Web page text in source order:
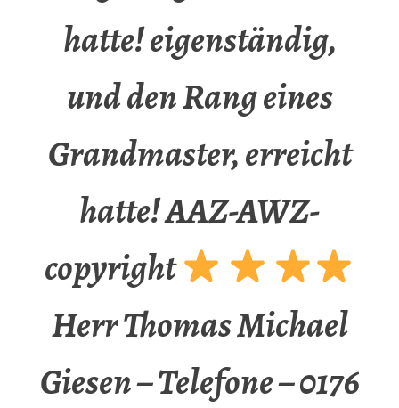
hatte! eigenständig,
und den Rang eines
Grandmaster, erreicht
hatte! AAZ-AWZ-
copyright
Herr Thomas Michael
Giesen – Telefone – 0176